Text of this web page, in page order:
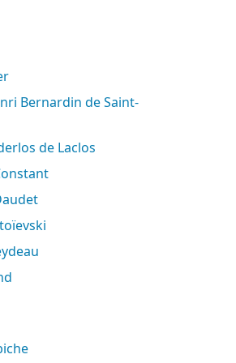
de Laclos